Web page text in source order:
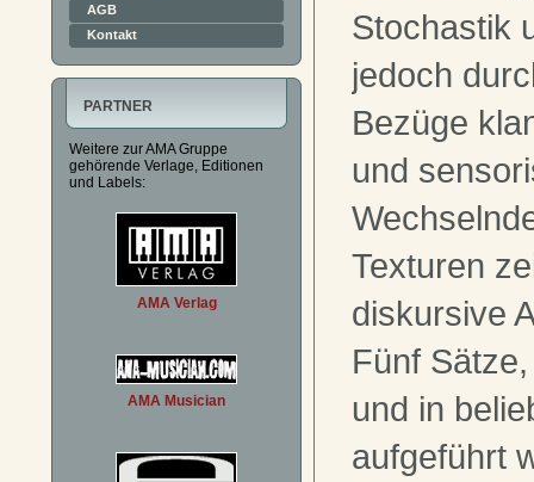
AGB
Kontakt
PARTNER
Weitere zur AMA Gruppe
gehörende Verlage, Editionen
und Labels:
AMA Verlag
AMA Musician
Stochastik
jedoch
Bezüge
und
Texturen
diskursive
Fünf
und in
aufgeführt